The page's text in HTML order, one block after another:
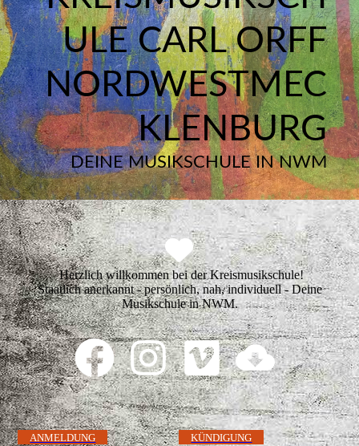
ULE CARL ORFF
NORDWESTMEC
KLENBURG
DEINE MUSIKSCHULE IN NWM
Herzlich willkommen bei der Kreismusikschule!
Staatlich anerkannt - persönlich, nah, individuell - Deine
Musikschule in NWM.
ANMELDUNG
KÜNDIGUNG